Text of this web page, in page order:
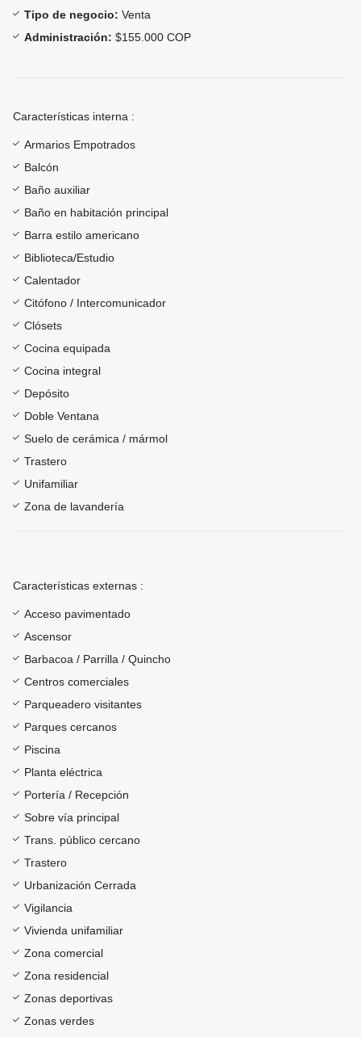
Tipo de negocio: Venta
Administración: $155.000 COP
Características interna :
Armarios Empotrados
Balcón
Baño auxiliar
Baño en habitación principal
Barra estilo americano
Biblioteca/Estudio
Calentador
Citófono / Intercomunicador
Clósets
Cocina equipada
Cocina integral
Depósito
Doble Ventana
Suelo de cerámica / mármol
Trastero
Unifamiliar
Zona de lavandería
Características externas :
Acceso pavimentado
Ascensor
Barbacoa / Parrilla / Quincho
Centros comerciales
Parqueadero visitantes
Parques cercanos
Piscina
Planta eléctrica
Portería / Recepción
Sobre vía principal
Trans. público cercano
Trastero
Urbanización Cerrada
Vigilancia
Vivienda unifamiliar
Zona comercial
Zona residencial
Zonas deportivas
Zonas verdes